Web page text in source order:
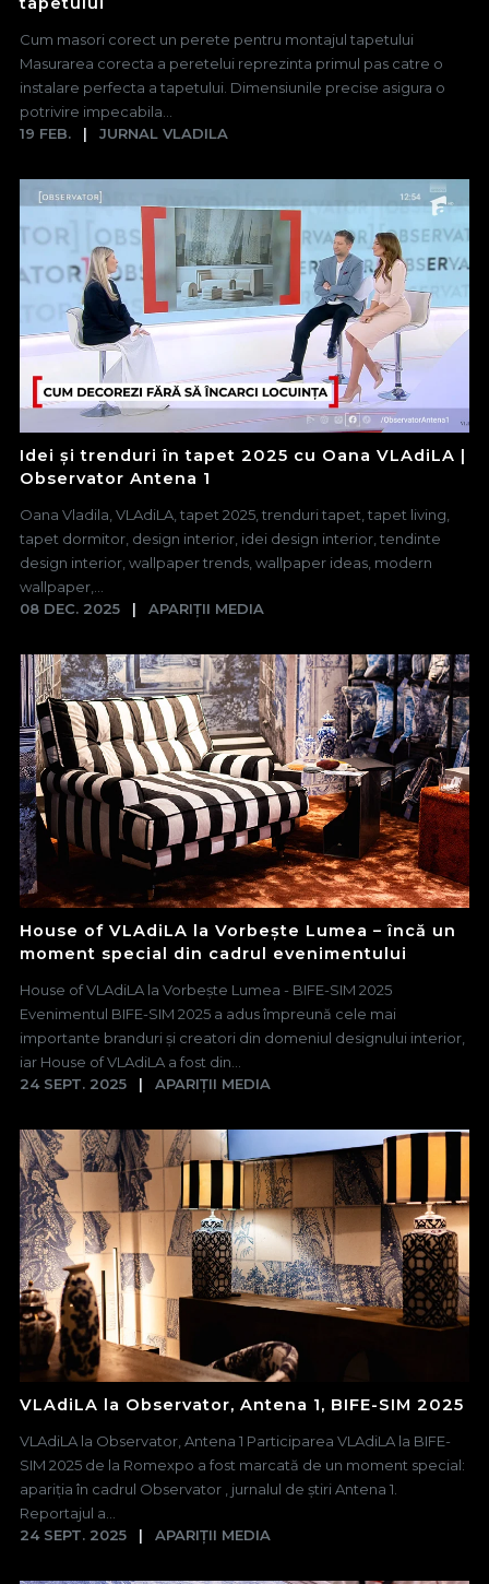
Cum masori corect un perete pentru montajul tapetului
Masurarea corecta a peretelui reprezinta primul pas catre o
instalare perfecta a tapetului. Dimensiunile precise asigura o
potrivire impecabila...
19 FEB.
JURNAL VLADILA
Idei și trenduri în tapet 2025 cu Oana VLAdiLA |
Observator Antena 1
Oana Vladila, VLAdiLA, tapet 2025, trenduri tapet, tapet living,
tapet dormitor, design interior, idei design interior, tendinte
design interior, wallpaper trends, wallpaper ideas, modern
wallpaper,...
08 DEC. 2025
APARIȚII MEDIA
House of VLAdiLA la Vorbește Lumea – încă un
moment special din cadrul evenimentului
House of VLAdiLA la Vorbește Lumea - BIFE-SIM 2025
Evenimentul BIFE-SIM 2025 a adus împreună cele mai
importante branduri și creatori din domeniul designului interior,
iar House of VLAdiLA a fost din...
24 SEPT. 2025
APARIȚII MEDIA
VLAdiLA la Observator, Antena 1, BIFE-SIM 2025
VLAdiLA la Observator, Antena 1 Participarea VLAdiLA la BIFE-
SIM 2025 de la Romexpo a fost marcată de un moment special:
apariția în cadrul Observator , jurnalul de știri Antena 1.
Reportajul a...
24 SEPT. 2025
APARIȚII MEDIA